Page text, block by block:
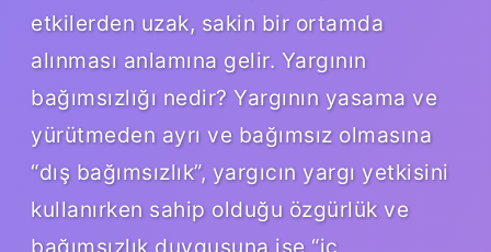
etkilerden uzak, sakin bir ortamda
alınması anlamına gelir. Yargının
bağımsızlığı nedir? Yargının yasama ve
yürütmeden ayrı ve bağımsız olmasına
“dış bağımsızlık”, yargıcın yargı yetkisini
kullanırken sahip olduğu özgürlük ve
bağımsızlık duygusuna ise “iç